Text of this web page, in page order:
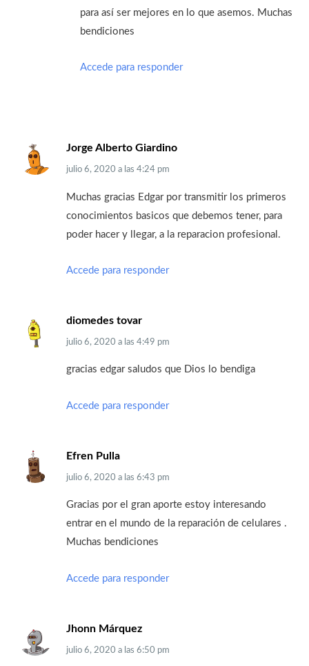
para así ser mejores en lo que asemos. Muchas
bendiciones
Accede para responder
Jorge Alberto Giardino
julio 6, 2020 a las 4:24 pm
Muchas gracias Edgar por transmitir los primeros
conocimientos basicos que debemos tener, para
poder hacer y llegar, a la reparacion profesional.
Accede para responder
diomedes tovar
julio 6, 2020 a las 4:49 pm
gracias edgar saludos que Dios lo bendiga
Accede para responder
Efren Pulla
julio 6, 2020 a las 6:43 pm
Gracias por el gran aporte estoy interesando
entrar en el mundo de la reparación de celulares .
Muchas bendiciones
Accede para responder
Jhonn Márquez
julio 6, 2020 a las 6:50 pm